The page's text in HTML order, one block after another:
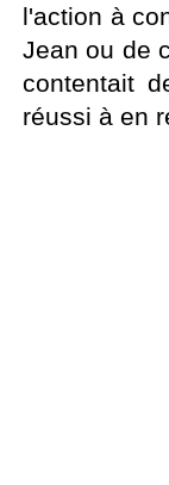
l'action à
Jean ou de
contentait
réussi à en